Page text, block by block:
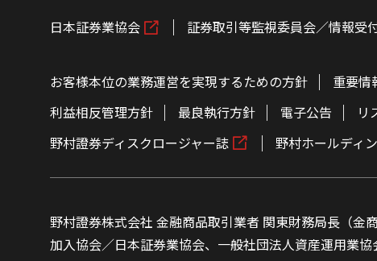
日本証券業協会 証券取引等監視委員会／情報受
お客様本位の業務運営を実現するための方針 重要情
利益相反管理方針
最良執行方針 電子公告 リ
野村證券ディスクロージャー誌
野村ホールディ
野村證券株式会社 金融商品取引業者 関東財務局長（金
加入協会／日本証券業協会、一般社団法人資産運用業